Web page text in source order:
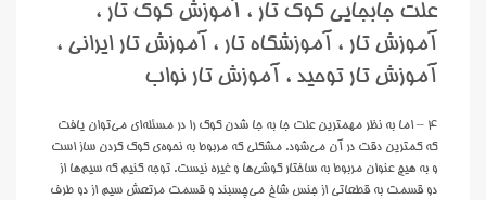
علت جابجایی کوک تار ، آموزش کوک تار ،
آموزش تار ، آموزشگاه تار ، آموزش تار ایرانی ،
آموزش تار توحید ، آموزش تار نواب
4 – اما به نظر مهمترين علت جا به جا شدن کوک را در مسئله‌اي مي‌توان يافت
که کمترين دقت در آن مي‌شود. مشکلي که مربوط به نحوه‌ي کوک کردن ساز است
و به هيچ عنوان مربوط به ساختار گوشي‌ها و غيره نيست. توجه کنيم که سيم‌ها از
دو قسمت به قطعاتي از جنس شاخ مي‌چسبند و قسمت مرتعش سيم از دو طرف